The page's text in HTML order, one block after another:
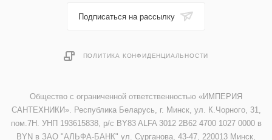
Подписаться на рассылку
ПОЛИТИКА КОНФИДЕНЦИАЛЬНОСТИ
Общество с ограниченной ответственностью «ИМПЕРИЯ
САНТЕХНИКИ». Республика Беларусь, г. Минск, ул. К.Чорного, 31,
пом.7Н. УНП 193615838, р/с BY83 ALFA 3012 2B62 4700 1027 0000 в
BYN в ЗАО "АЛЬФА-БАНК" ул. Сурганова, 43-47, 220013 Минск,